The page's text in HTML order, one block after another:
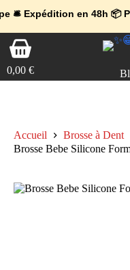
en 48h 📦 Pensé
🔥 Déjà adopté par les
💼 Offres réservées aux
PasserPanier
d’achat
0,00 €
Accueil Brosse à Dent
Brosse Bebe Silicone